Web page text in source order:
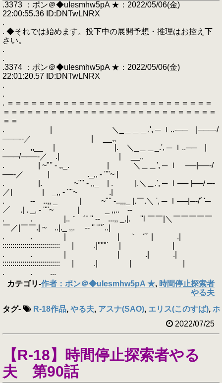
.3373 ：ポン＠◆uIesmhw5pA ★：2022/05/06(金)
22:00:55.36 ID:DNTwLNRX
.
. ◆それでは始めます。投下中の展開予想・推理はお控え下
さい。
.
.
.3374 ：ポン＠◆uIesmhw5pA ★：2022/05/06(金)
22:01:20.57 ID:DNTwLNRX
.
.
. ＝＝＝＝＝＝＝＝＝＝＝＝＝＝＝＝＝＝＝＝＝＝＝＝＝＝
＝＝＝＝＝＝＝＝＝＝＝＝＝＝＝＝＝＝＝＝＝＝＝＝＝＝＝
＝＝
. | ＼_＿＿＿.', ─ ｌ..‐── |───‐/
───‐‐／ | __,,
. ,,__ | |. ＼_＿＿_.', ─ ｌ..── |
───/───‐／ .| | __,,
. | ~"'' - ,,_. | ＼＿＿', ─ ｌ ──|──‐/
──‐／ | ._,, - ''"~ |
. |. ~"'' - ,,_ | . |.＼＿.', ─ ｌ── |──/ ─‐
／| | _,, - ''"~ .|
. ‐- ..,, _ | ~"'' -..,,,_ |.￣.＼ ', ─ ｌ──|─‐/ﾞ'─
／ .| . _, - ''"~ | _ ,,.. -‐
. . |..｀゛¨ '' ‐- ...,, _.|. ''l ￣￣|＼￣￣￣￣￣
￣／|￣￣.| ~ ..|._ ,,. -‐ '' ¨"´..|
. . | | ｀゛ﾞ | .|
::::::::::::::::::::::::::::: | .|''''"´ | |
. . | | .| .|
::::::::::::::::::::::::::::: | .| | |
. . ...
カテゴリ-作者：ポン＠◆uIesmhw5pA ★, 時間停止探索者
やる夫
タグ- R-18作品, やる夫, アスナ(SAO), エリス(このすば), ホ
2022/07/25
【R-18】時間停止探索者やる
夫 第90話